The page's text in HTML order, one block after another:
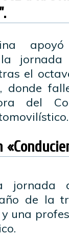
la jornada
tras el
donde
del
jornada
de la
una